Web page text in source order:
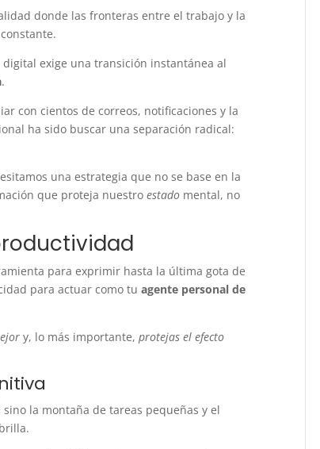
donde las fronteras entre el trabajo y la
digital exige una transición instantánea al
.
con cientos de correos, notificaciones y la
ha sido buscar una separación radical:
una estrategia que no se base en la
que proteja nuestroestado mental, no
para exprimir hasta la última gota de
para actuar como tuagente personal de
y, lo más importante,protejas el efecto
la montaña de tareas pequeñas y el